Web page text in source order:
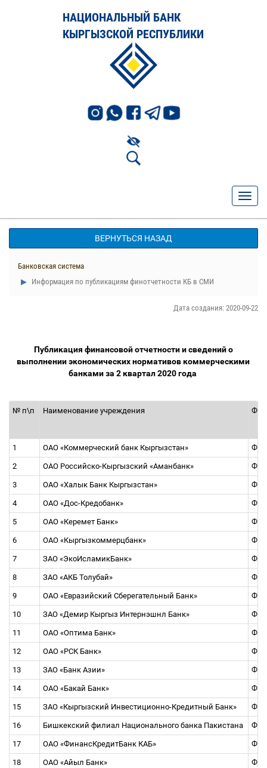
НАЦИОНАЛЬНЫЙ БАНК
КЫРГЫЗСКОЙ РЕСПУБЛИКИ
ВЕРНУТЬСЯ НАЗАД
Банковская система
Информация по публикациям финотчетности КБ в СМИ
Дата создания: 2020-09-22
Публикация финансовой отчетности и сведений о
выполнении экономических нормативов коммерческими
банками за 2 квартал 2020 года
№ п\п Наименование учреждения
1 ОАО «Коммерческий банк Кыргызстан» Ф1,
2 ОАО Российско-Кыргызский «Аманбанк» Ф1,
3 ОАО «Халык Банк Кыргызстан» Ф1,
4 ОАО «Дос-Кредобанк» Ф1,
5 ОАО «Керемет Банк» Ф1,
6 ОАО «Кыргызкоммерцбанк» Ф1,
7 ЗАО «ЭкоИсламикБанк» Ф1,
8 ЗАО «АКБ Толубай» Ф1,
9 ОАО «Евразийский Сберегательный Банк» Ф1,
10 ЗАО «Демир Кыргыз Интернэшнл Банк» Ф1,
11 ОАО «Оптима Банк» Ф1,
12 ОАО «РСК Банк» Ф1,
13 ЗАО «Банк Азии» Ф1,
14 ОАО «Бакай Банк» Ф1,
15 ЗАО «Кыргызский Инвестиционно-Кредитный Банк» Ф1,
16 Бишкекский филиал Национального банка Пакистана Ф1,
17 ОАО «ФинансКредитБанк КАБ» Ф1,
18 ОАО «Айыл Банк» Ф1,